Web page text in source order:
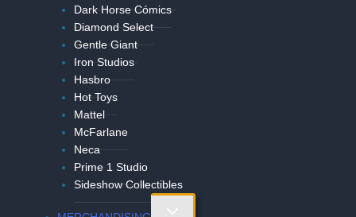
Dark Horse Cómics
Diamond Select
Gentle Giant
Iron Studios
Hasbro
Hot Toys
Mattel
McFarlane
Neca
Prime 1 Studio
Sideshow Collectibles
Alternar